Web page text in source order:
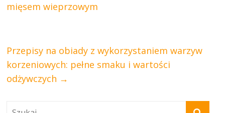
mięsem wieprzowym
Przepisy na obiady z wykorzystaniem warzyw
korzeniowych: pełne smaku i wartości
odżywczych →